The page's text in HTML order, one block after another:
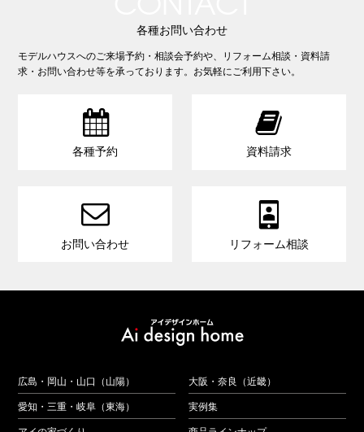
各種お問い合わせ
モデルハウスへのご来場予約・相談会予約や、リフォーム相談・資料請
求・お問い合わせ等を承っております。お気軽にご利用下さい。

各種予約

資料請求

お問い合わせ

リフォーム相談
広島・岡山・山口（山陽） 大阪・奈良（近畿）
愛知・三重・岐阜（東海） 実例集